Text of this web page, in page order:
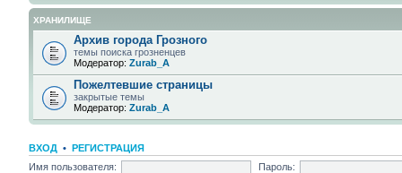
ХРАНИЛИЩЕ
Архив города Грозного
темы поиска грозненцев
Модератор: Zurab_A
Пожелтевшие страницы
закрытые темы
Модератор: Zurab_A
ВХОД • РЕГИСТРАЦИЯ
Имя пользователя:
Пароль: